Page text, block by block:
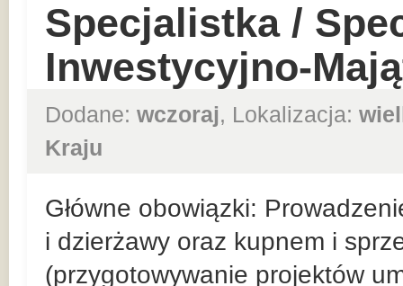
Specjalistka /
Inwestycyjno-
Dodane: wczoraj, Lokalizacja:
Kraju
Główne obowiązki:
i dzierżawy oraz kupnem i
(przygotowywanie projektów